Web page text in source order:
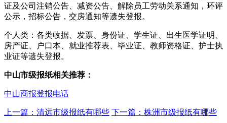
证及公司注销公告、减资公告、解除员工劳动关系通知，环评
公示，招标公告，交房通知等遗失登报。
个人类：各类收据、发票、身份证、学生证、出生医学证明、
房产证、户口本、就业推荐表、毕业证、教师资格证、护士执
业证等遗失登报。
中山市级报纸相关推荐：
中山商报登报电话
上一篇：清远市级报纸有哪些 下一篇：株洲市级报纸有哪些